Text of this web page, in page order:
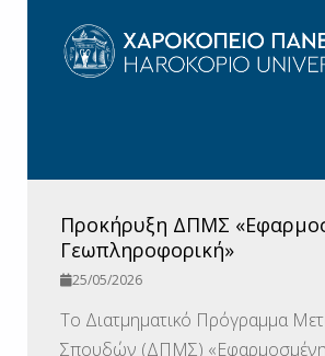
Προκήρυξη ΔΠΜΣ
Γεωπληροφορική»
25/05/2026
To Διατμηματικό Πρόγραμμα
Σπουδών (ΔΠΜΣ) «Εφαρμοσμένη